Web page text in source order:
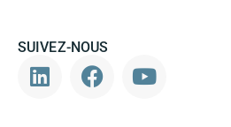
SUIVEZ-NOUS